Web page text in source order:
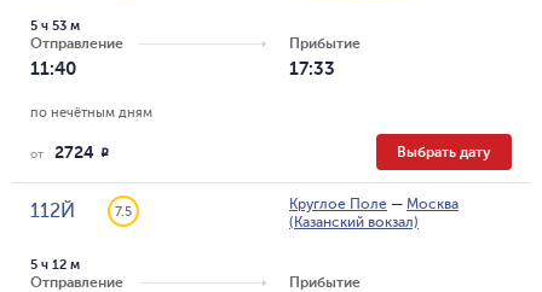
Отправление
11:40
5 ч 53 м
Прибытие
17:33
по нечётным дням
от 2724 R Выбрать дату
112Й 7.5 Круглое Поле — Москва
(Казанский вокзал)
Отправление
5 ч 12 м
Прибытие